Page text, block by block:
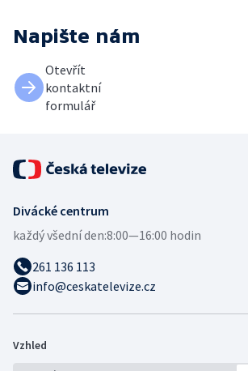
Napište nám
Otevřít
kontaktní
formulář
Divácké centrum
každý všední den:8:00—16:00 hodin
261 136 113
info@ceskatelevize.cz
Vzhled